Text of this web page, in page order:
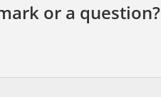
or a question?